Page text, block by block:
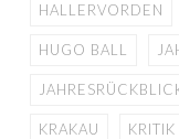
HALLERVORDEN
HUGO BALL
KRAKAU KRITIK